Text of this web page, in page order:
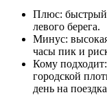
Плюс: быстрый
левого берега.
Минус:
часы пик и
Кому
городской
день на